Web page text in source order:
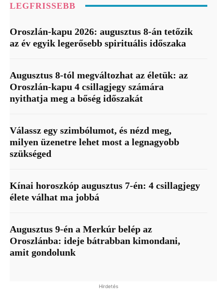
LEGFRISSEBB
Oroszlán-kapu 2026: augusztus 8-án tetőzik
az év egyik legerősebb spirituális időszaka
Augusztus 8-tól megváltozhat az életük: az
Oroszlán-kapu 4 csillagjegy számára
nyithatja meg a bőség időszakát
Válassz egy szimbólumot, és nézd meg,
milyen üzenetre lehet most a legnagyobb
szükséged
Kínai horoszkóp augusztus 7-én: 4 csillagjegy
élete válhat ma jobbá
Augusztus 9-én a Merkúr belép az
Oroszlánba: ideje bátrabban kimondani,
amit gondolunk
Hirdetés